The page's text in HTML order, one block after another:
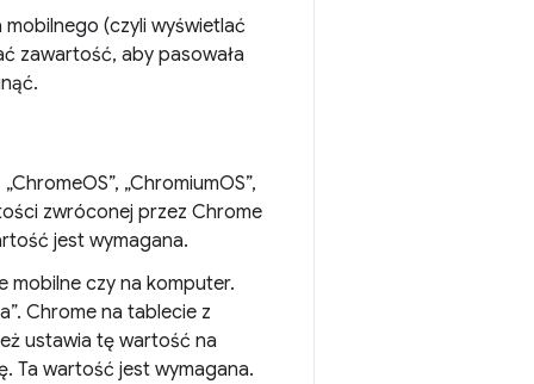
(czyli wyświetlać
zawartość, aby pasowała
„ChromiumOS”,
zwróconej przez Chrome
jest wymagana.
mobilne czy na komputer.
Chrome na tablecie z
ustawia tę wartość na
Ta wartość jest wymagana.